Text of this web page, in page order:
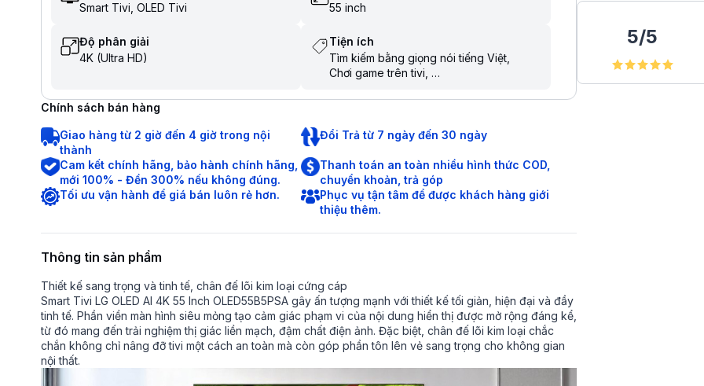
Smart Tivi OLED Tivi
55 inch
Độ phân giải
4K (Ultra HD)
Tiện ích
Tìm kiếm bằng giọng nói tiếng Việt
Chơi game trên tivi
Trợ lý ảo Google Assistant
Tìm kiếm giọng nói trên YouTube bằng
Chính sách bán hàng
Giao hàng từ 2 giờ đến 4 giờ trong nội
thành
Đổi Trả từ 7 ngày đến 30 ngày
Cam kết chính hãng, bảo hành chính hãng,
mới 100% - Đền 300% nếu không đúng.
Thanh toán an toàn nhiều hình thức COD,
chuyển khoản, trả góp
Tối ưu vận hành để giá bán luôn rẻ hơn.
Phục vụ tận tâm để được khách hàng giới
thiệu thêm.
Thông tin sản phẩm
Thiết kế sang trọng và tinh tế, chân đế lõi kim loại cứng cáp
Smart Tivi LG OLED AI 4K 55 Inch OLED55B5PSA gây ấn tượng mạnh với thiết kế tối giản, hiện đại và đầy
tinh tế. Phần viền màn hình siêu mỏng tạo cảm giác phạm vi của nội dung hiển thị được mở rộng đáng kể,
từ đó mang đến trải nghiệm thị giác liền mạch, đậm chất điện ảnh. Đặc biệt, chân đế lõi kim loại chắc
chắn không chỉ nâng đỡ tivi một cách an toàn mà còn góp phần tôn lên vẻ sang trọng cho không gian
nội thất.
5/5